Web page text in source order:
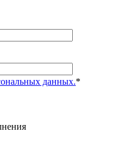
данных.*